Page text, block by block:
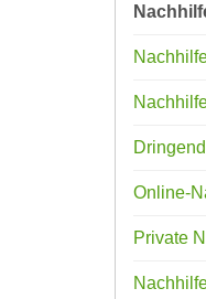
Online-
Private